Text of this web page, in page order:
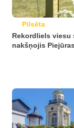
Pilsēta
Rekordliels
nakšņojis